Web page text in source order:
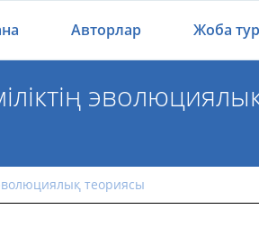
Авторлар Жоба
теориясы
эволюциялық